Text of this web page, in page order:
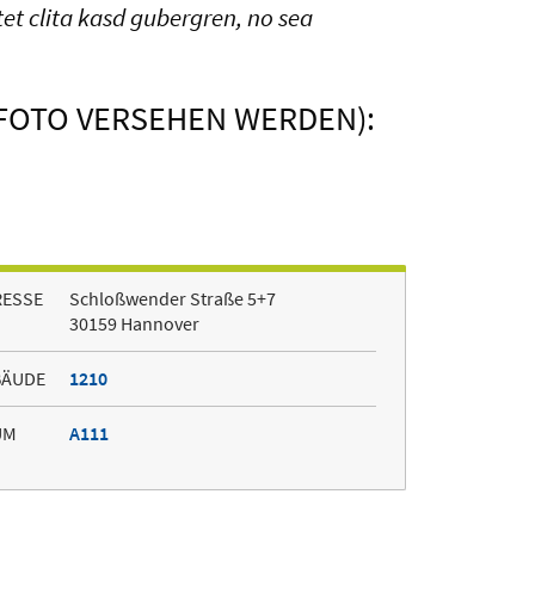
clita kasd gubergren, no sea
VERSEHEN WERDEN):
Schloßwender Straße 5+7
30159 Hannover
1210
A111